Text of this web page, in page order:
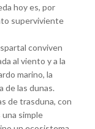
hoy es, por
superviviente
conviven
al viento y a la
marino, la
de las dunas.
de trasduna, con
una simple